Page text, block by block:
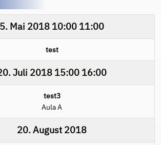
5. Mai 2018 10:00 11:00
test
Juli 2018 15:00 16:00
test3
Aula A
20. August 2018